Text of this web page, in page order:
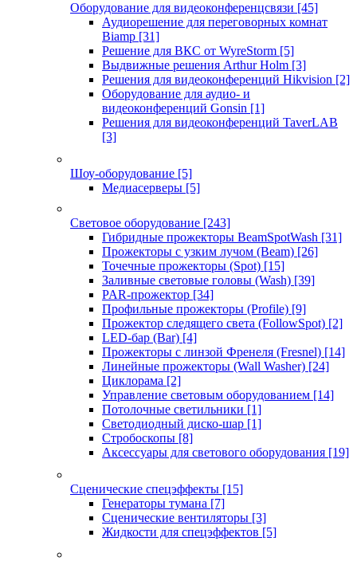
Оборудование для видеоконференцсвязи [45]
Аудиорешение для переговорных комнат
Biamp [31]
Решение для ВКС от WyreStorm [5]
Выдвижные решения Arthur Holm [3]
Решения для видеоконференций Hikvision [2]
Оборудование для аудио- и
видеоконференций Gonsin [1]
Решения для видеоконференций TaverLAB
[3]
Шоу-оборудование [5]
Медиасерверы [5]
Световое оборудование [243]
Гибридные прожекторы BeamSpotWash [31]
Прожекторы с узким лучом (Beam) [26]
Точечные прожекторы (Spot) [15]
Заливные световые головы (Wash) [39]
PAR-прожектор [34]
Профильные прожекторы (Profile) [9]
Прожектор следящего света (FollowSpot) [2]
LED-бар (Bar) [4]
Прожекторы с линзой Френеля (Fresnel) [14]
Линейные прожекторы (Wall Washer) [24]
Циклорама [2]
Управление световым оборудованием [14]
Потолочные светильники [1]
Светодиодный диско-шар [1]
Стробоскопы [8]
Аксессуары для светового оборудования [19]
Сценические спецэффекты [15]
Генераторы тумана [7]
Сценические вентиляторы [3]
Жидкости для спецэффектов [5]